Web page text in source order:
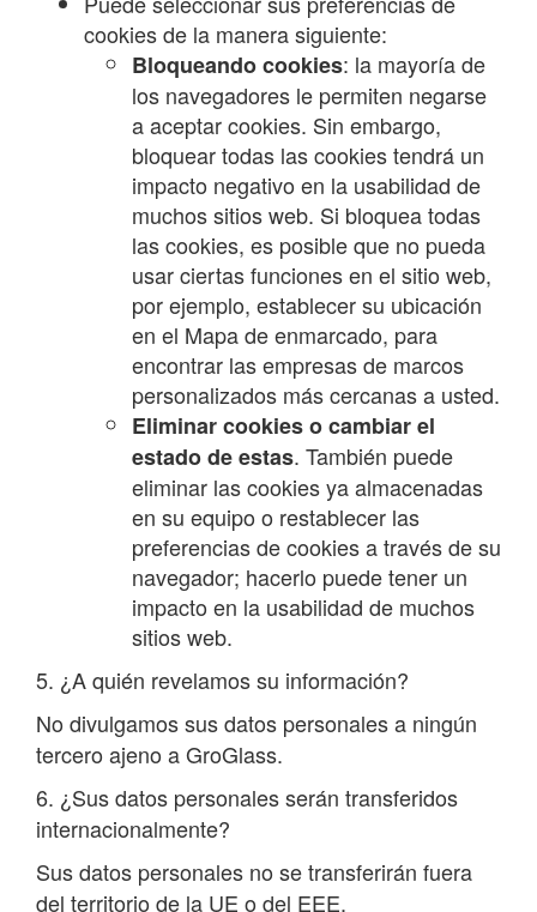
cookies de la manera siguiente:
Bloqueando cookies: la mayoría de
los navegadores le permiten negarse
a aceptar cookies. Sin embargo,
bloquear todas las cookies tendrá un
impacto negativo en la usabilidad de
muchos sitios web. Si bloquea todas
las cookies, es posible que no pueda
usar ciertas funciones en el sitio web,
por ejemplo, establecer su ubicación
en el Mapa de enmarcado, para
encontrar las empresas de marcos
personalizados más cercanas a usted.
Eliminar cookies o cambiar el
estado de estas. También puede
eliminar las cookies ya almacenadas
en su equipo o restablecer las
preferencias de cookies a través de su
navegador; hacerlo puede tener un
impacto en la usabilidad de muchos
sitios web.
5. ¿A quién revelamos su información?
No divulgamos sus datos personales a ningún
tercero ajeno a GroGlass.
6. ¿Sus datos personales serán transferidos
internacionalmente?
Sus datos personales no se transferirán fuera
del territorio de la UE o del EEE.